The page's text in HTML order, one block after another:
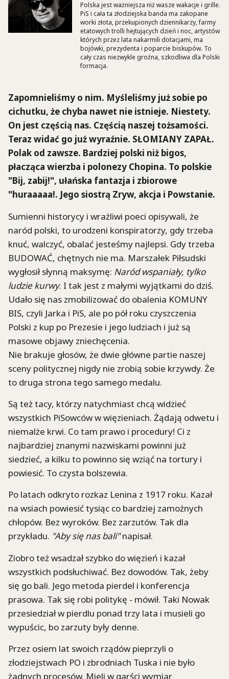
Polska jest ważniejsza niż wasze wakacje i grille.
PiS i cała ta złodziejska banda ma zakopane
worki złota, przekupionych dziennikarzy, farmy
etatowych trolli hejtujących dzień i noc, artystów
których przez lata nakarmili dotacjami, ma
bojówki, prezydenta i poparcie biskupów. To
cały czas niezwykle groźna, szkodliwa dla Polski
formacja.
Zapomnieliśmy o nim. Myśleliśmy już sobie po
cichutku, że chyba nawet nie istnieje. Niestety.
On jest częścią nas. Częścią naszej tożsamości.
Teraz widać go już wyraźnie. SŁOMIANY ZAPAŁ.
Polak od zawsze. Bardziej polski niż bigos,
płacząca wierzba i polonezy Chopina. To polskie
"Bij, zabij!", ułańska fantazja i zbiorowe
"huraaaaa!. Jego siostrą Zryw, akcja i Powstanie.
Sumienni historycy i wrażliwi poeci opisywali, że
naród polski, to urodzeni konspiratorzy, gdy trzeba
knuć, walczyć, obalać jesteśmy najlepsi. Gdy trzeba
BUDOWAĆ, chętnych nie ma. Marszałek Piłsudski
wygłosił słynną maksymę: Naród wspaniały, tylko
ludzie kurwy. I tak jest z małymi wyjątkami do dziś.
Udało się nas zmobilizować do obalenia KOMUNY
BIS, czyli Jarka i PiS, ale po pół roku czyszczenia
Polski z kup po Prezesie i jego ludziach i już są
masowe objawy zniechęcenia.
Nie brakuje głosów, że dwie główne partie naszej
sceny politycznej nigdy nie zrobią sobie krzywdy. Że
to druga strona tego samego medalu.
Są też tacy, którzy natychmiast chcą widzieć
wszystkich PiSowców w więzieniach. Żądają odwetu i
niemalże krwi. Co tam prawo i procedury! Ci z
najbardziej znanymi nazwiskami powinni już
siedzieć, a kilku to powinno się wziąć na tortury i
powiesić. To czysta bolszewia.
Po latach odkryto rozkaz Lenina z 1917 roku. Kazał
na wsiach powiesić tysiąc co bardziej zamożnych
chłopów. Bez wyroków. Bez zarzutów. Tak dla
przykładu. "Aby się nas bali"napisał.
Ziobro też wsadzał szybko do więzień i kazał
wszystkich podsłuchiwać. Bez dowodów. Tak, żeby
się go bali. Jego metoda pierdel i konferencja
prasowa. Tak się robi politykę - mówił. Taki Nowak
przesiedział w pierdlu ponad trzy lata i musieli go
wypuścic, bo zarzuty były denne.
Przez osiem lat swoich rządów pieprzyli o
złodziejstwach PO i zbrodniach Tuska i nie było
żadnych procesów. Mieli w garści wymiar